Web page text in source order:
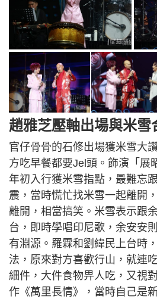
趙雅芝壓軸出場與米雪
官仔骨骨的石修出場獲米雪大
方吃早餐都要Jel頭。飾演「展
年初入行獲米雪指點，最難忘
震，當時慌忙找米雪一起離開
離開，相當搞笑。米雪表示跟
台，即時學唱印尼歌，余安安
有淵源。羅霖和劉緯民上台時
法，原來對方喜歡行山，就連
細件，大件食物畀人吃，又視
作《萬里長情》，當時自己是